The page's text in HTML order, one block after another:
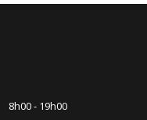
8h00 - 19h00